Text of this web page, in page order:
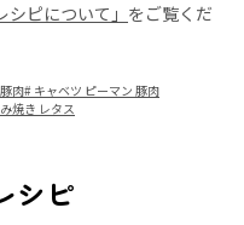
シピについて」 をご覧くだ
肉# キャベツ ピーマン 豚肉
焼き レタス
シピ